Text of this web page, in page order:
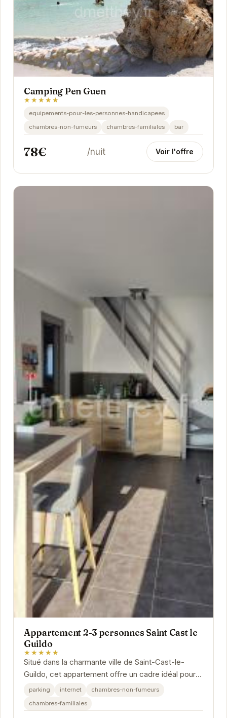
Camping Pen Guen
★★★★★
equipements-pour-les-personnes-handicapees
chambres-non-fumeurs
chambres-familiales bar
78€ /nuit Voir l'offre
Appartement 2-3 personnes Saint Cast le
Guildo
★★★★★
Situé dans la charmante ville de Saint-Cast-le-
Guildo, cet appartement offre un cadre idéal pour
des vacances relaxantes. Proche des plages,
parking internet
chambres-non-fumeurs
chambres-familiales